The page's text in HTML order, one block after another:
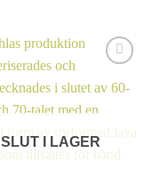
SLUT I LAGER